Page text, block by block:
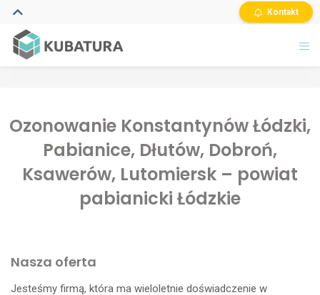
Kontakt
Ozonowanie Konstantynów Łódzki,
Pabianice, Dłutów, Dobroń,
Ksawerów, Lutomiersk – powiat
pabianicki Łódzkie
Nasza oferta
Jesteśmy firmą, która ma wieloletnie doświadczenie w